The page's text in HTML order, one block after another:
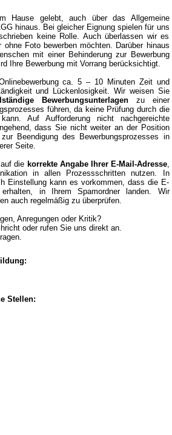
Hause gelebt, auch über das Allgemeine
hinaus. Bei gleicher Eignung spielen für uns
keine Rolle. Auch überlassen wir es
Foto bewerben möchten. Darüber hinaus
mit einer Behinderung zur Bewerbung
Ihre Bewerbung mit Vorrang berücksichtigt.
ca. 5 – 10 Minuten Zeit und
und Lückenlosigkeit. Wir weisen Sie
Bewerbungsunterlagenzu einer
führen, da keine Prüfung durch die
kann. Auf Aufforderung nicht nachgereichte
dass Sie nicht weiter an der Position
Beendigung des Bewerbungsprozesses in
Seite.
die korrekte Angabe Ihrer E-Mail-Adresse,
in allen Prozessschritten nutzen. In
Einstellung kann es vorkommen, dass die E-
in Ihrem Spamordner landen. Wir
auch regelmäßig zu überprüfen.
Anregungen oder Kritik?
oder rufen Sie uns direkt an.
Stellen: